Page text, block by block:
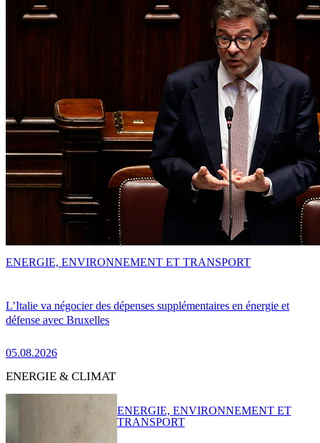
L’Italie va négocier des dépenses supplémentaires en énergie et
défense avec Bruxelles
05.08.2026
ENERGIE, ENVIRONNEMENT ET TRANSPORT
ENERGIE & CLIMAT
ENERGIE, ENVIRONNEMENT ET
TRANSPORT